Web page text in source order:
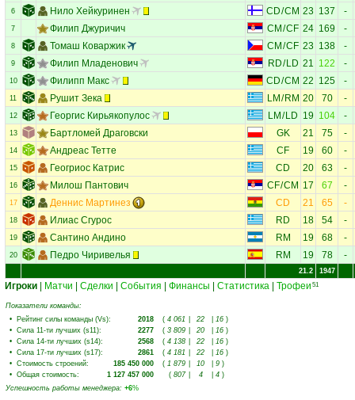
6 Нило Хейкуринен CD/CM 23 137 -
7 Филип Джуричич CM /CF 24 169 -
8 Томаш Коваржик CM /CF 23 138 -
9 Филип Младенович RD/LD 21 122 -
10 Филипп Макс CD/CM 22 125 -
11 Рушит Зека LM /RM 20 70 -
12 Георгис Кирьякопулос LM / LD 19 104 -
13 Бартломей Драговски GK 21 75 -
14 Андреас Тетте CF 19 60 -
15 Геогриос Катрис CD 20 63 -
16 Милош Пантович CF/CM 17 67 -
17 Деннис Мартинез CD 21 65 -
18 Илиас Сгурос RD 18 54 -
19 Сантино Андино RM 19 68 -
20 Педро Чиривелья RM 19 78 -
21.2 1947
Игроки Матчи Сделки События Финансы Статистика Трофеи 51
Показатели команды:
• Рейтинг силы команды (Vs): 2018 ( 4 061 22 16 )
• Сила 11-ти лучших (s11): 2277 ( 3 809 20 16 )
• Сила 14-ти лучших (s14): 2568 ( 4 138 22 16 )
• Сила 17-ти лучших (s17): 2861 ( 4 181 22 16 )
• Стоимость строений: 185 450 000 ( 1 879 10 9 )
• Общая стоимость: 1 127 457 000 ( 807 4 4 )
Успешность работы менеджера: +6%